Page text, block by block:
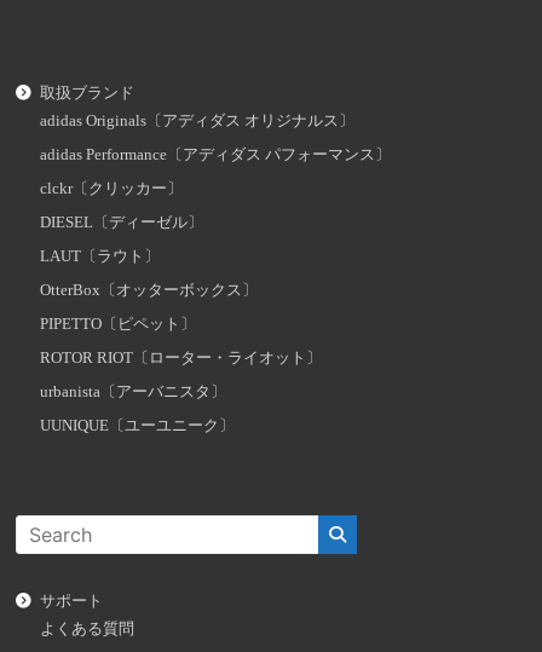
取扱ブランド
adidas Originals〔アディダス オリジナルス〕
adidas Performance〔アディダス パフォーマンス〕
clckr〔クリッカー〕
DIESEL〔ディーゼル〕
LAUT〔ラウト〕
OtterBox〔オッターボックス〕
PIPETTO〔ピペット〕
ROTOR RIOT〔ローター・ライオット〕
urbanista〔アーバニスタ〕
UUNIQUE〔ユーユニーク〕
サポート
よくある質問